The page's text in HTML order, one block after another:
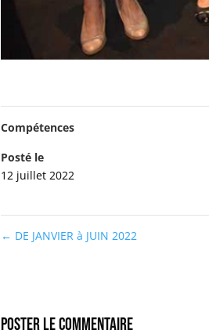
Compétences
Posté le
12 juillet 2022
← DE JANVIER à JUIN 2022
Poster le commentaire